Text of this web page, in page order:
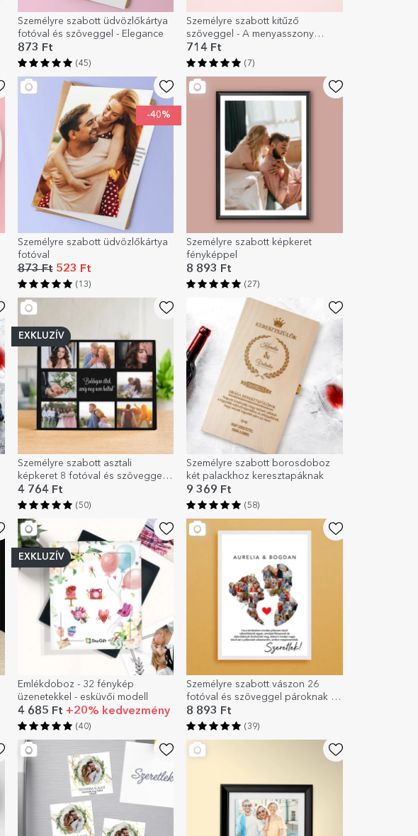
Személyre szabott üdvözlőkártya
fotóval és szöveggel - Elegance
873 Ft
(45)
Személyre szabott kitűző
szöveggel - A menyasszony
csapata
714 Ft
(7)
-40%
Személyre szabott üdvözlőkártya
fotóval
873 Ft523 Ft
(13)
Személyre szabott képkeret
fényképpel
8 893 Ft
(27)
EXKLUZÍV
Személyre szabott asztali
képkeret 8 fotóval és szöveggel –
Boldogan éltek, míg meg nem
haltak
4 764 Ft
(50)
Személyre szabott borosdoboz
két palackhoz keresztapáknak
9 369 Ft
(58)
EXKLUZÍV
Emlékdoboz - 32 fénykép
üzenetekkel - esküvői modell
4 685 Ft +20% kedvezmény
(40)
Személyre szabott vászon 26
fotóval és szöveggel pároknak –
A mi szerelmünk
8 893 Ft
(39)